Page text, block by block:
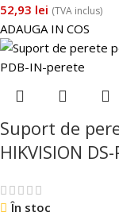
52,93 lei (TVA inclus)
ADAUGA IN COS
Suport de
HIKVISION
În stoc